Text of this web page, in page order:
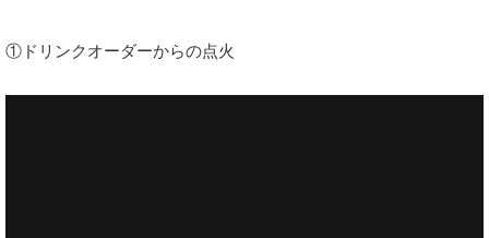
①ドリンクオーダーからの点火